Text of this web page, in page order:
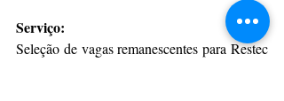
Serviço:
Seleção de vagas remanescentes para Restec